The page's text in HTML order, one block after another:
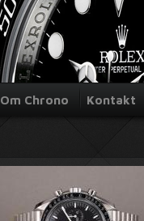
Om Chrono Kontakt